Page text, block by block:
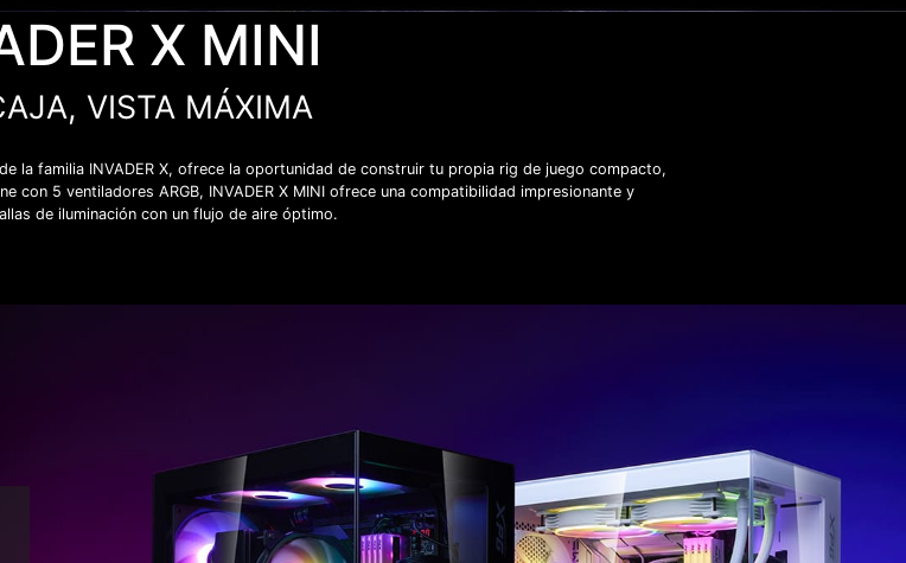
X MINI
VISTA MÁXIMA
la familia INVADER X, ofrece la oportunidad de construir tu propia rig de juego compacto,
con 5 ventiladores ARGB, INVADER X MINI ofrece una compatibilidad impresionante y
de iluminación con un flujo de aire óptimo.